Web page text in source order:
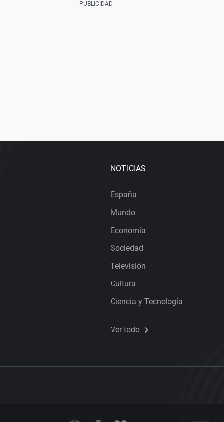
NOTICIAS
España
Mundo
Economía
Sociedad
Televisión
Cultura
Ciencia y Tecnología
Ver todo